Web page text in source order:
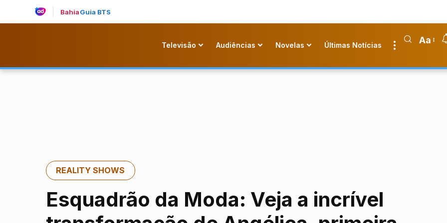
BahiaGuia BTS
Televisão Audiências Novelas Últimas Notícias Aa
REALITY SHOWS
Esquadrão da Moda: Veja a incrível